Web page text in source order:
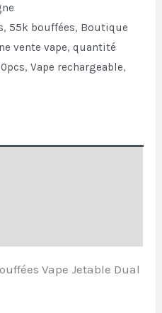
, 55k bouffées, Boutique
vente vape,quantité
,Vape rechargeable,
Vape Jetable Dual